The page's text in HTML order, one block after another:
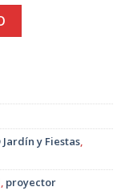
Jardín y Fiestas,
, proyector